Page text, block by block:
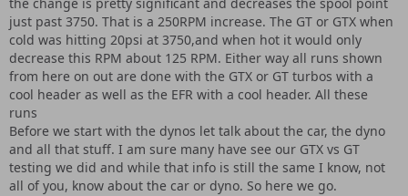
just past 3750. That is a 250RPM increase. The GT or GTX when
cold was hitting 20psi at 3750,and when hot it would only
decrease this RPM about 125 RPM. Either way all runs shown
from here on out are done with the GTX or GT turbos with a
cool header as well as the EFR with a cool header. All these
runs
Before we start with the dynos let talk about the car, the dyno
and all that stuff. I am sure many have see our GTX vs GT
testing we did and while that info is still the same I know, not
all of you, know about the car or dyno. So here we go.